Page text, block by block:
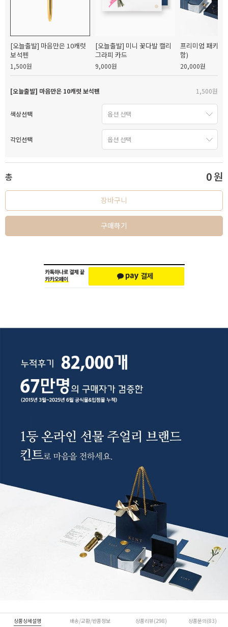
[오늘출발] 마음만은 10캐럿
보석펜
1,500원
[오늘출발] 미니 꽃다발 캘리
그라피 카드
9,000원
프리미엄 패키지
함)
20,000원
[오늘출발] 마음만은 10캐럿 보석펜 1,500원
색상선택
각인선택
총 0원
장바구니
구매하기
상품상세설명 배송/교환/반품정보 상품리뷰(298) 상품문의(83)